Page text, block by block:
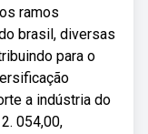
ramos
brasil, diversas
para o
a indústria do
054,00,